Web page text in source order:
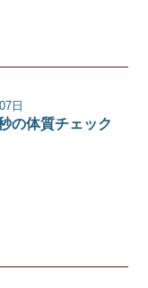
日
の体質チェック